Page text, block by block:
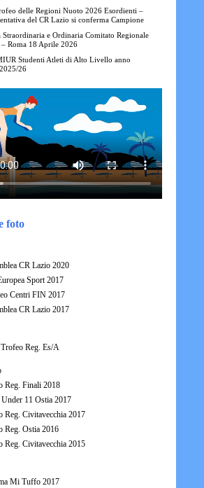
delle Regioni Nuoto 2026 Esordienti –
del CR Lazio si conferma Campione
Straordinaria e Ordinaria Comitato Regionale
Roma 18 Aprile 2026
Studenti Atleti di Alto Livello anno
26
foto
CR Lazio 2020
Sport 2017
Centri FIN 2017
CR Lazio 2017
Reg. Es/A
Reg. Finali 2018
11 Ostia 2017
Reg. Civitavecchia 2017
Reg. Ostia 2016
Reg. Civitavecchia 2015
Mi Tuffo 2017